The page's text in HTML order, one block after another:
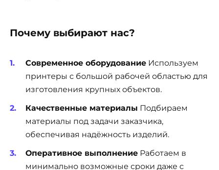
Почему выбирают нас?
Современное оборудование Используем
принтеры с большой рабочей областью для
изготовления крупных объектов.
Качественные материалы Подбираем
материалы под задачи заказчика,
обеспечивая надёжность изделий.
Оперативное выполнение Работаем в
минимально возможные сроки даже с